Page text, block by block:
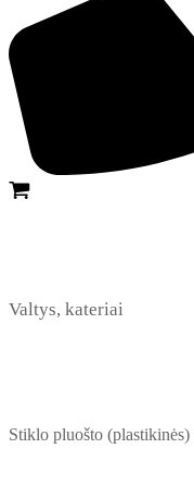
Valtys, kateriai
Stiklo pluošto (plastikinės)